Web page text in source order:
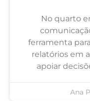
No quarto
ferramenta
relatórios em
apoiar
Ana